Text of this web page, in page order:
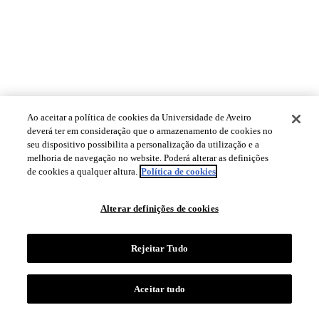
Ao aceitar a política de cookies da Universidade de Aveiro
deverá ter em consideração que o armazenamento de cookies no
seu dispositivo possibilita a personalização da utilização e a
melhoria de navegação no website. Poderá alterar as definições
de cookies a qualquer altura. Política de cookies
Alterar definições de cookies
Rejeitar Tudo
Aceitar tudo